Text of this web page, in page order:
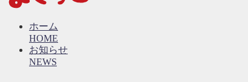
ホーム
HOME
お知らせ
NEWS